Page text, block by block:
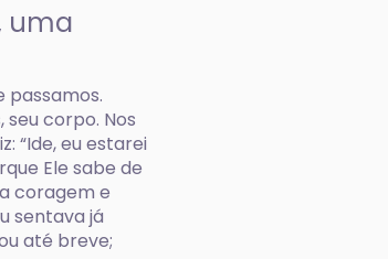
uma
passamos.
corpo. Nos
“Ide, eu estarei
Ele sabe de
coragem e
sentava já
até breve;